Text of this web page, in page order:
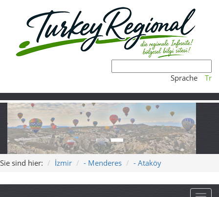
Sprache Tr
Sie sind hier: İzmir - Menderes - Ataköy